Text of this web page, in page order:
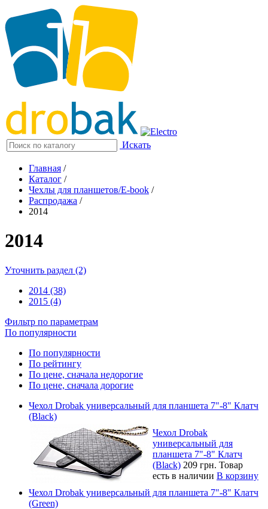
Искать
Главная /
Каталог /
Чехлы для планшетов/E-book /
Распродажа /
2014
2014
Уточнить раздел (2)
2014 (38)
2015 (4)
Фильтр по параметрам
По популярности
По популярности
По рейтингу
По цене, сначала недорогие
По цене, сначала дорогие
Чехол Drobak универсальный для планшета 7"-8" Клатч
(Black)
Чехол Drobak
универсальный для
планшета 7"-8" Клатч
(Black) 209 грн. Товар
есть в наличии В корзину
Чехол Drobak универсальный для планшета 7"-8" Клатч
(Green)